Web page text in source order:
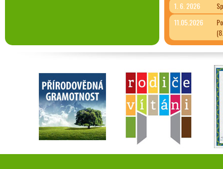
1. 6. 2026
11.05.2026